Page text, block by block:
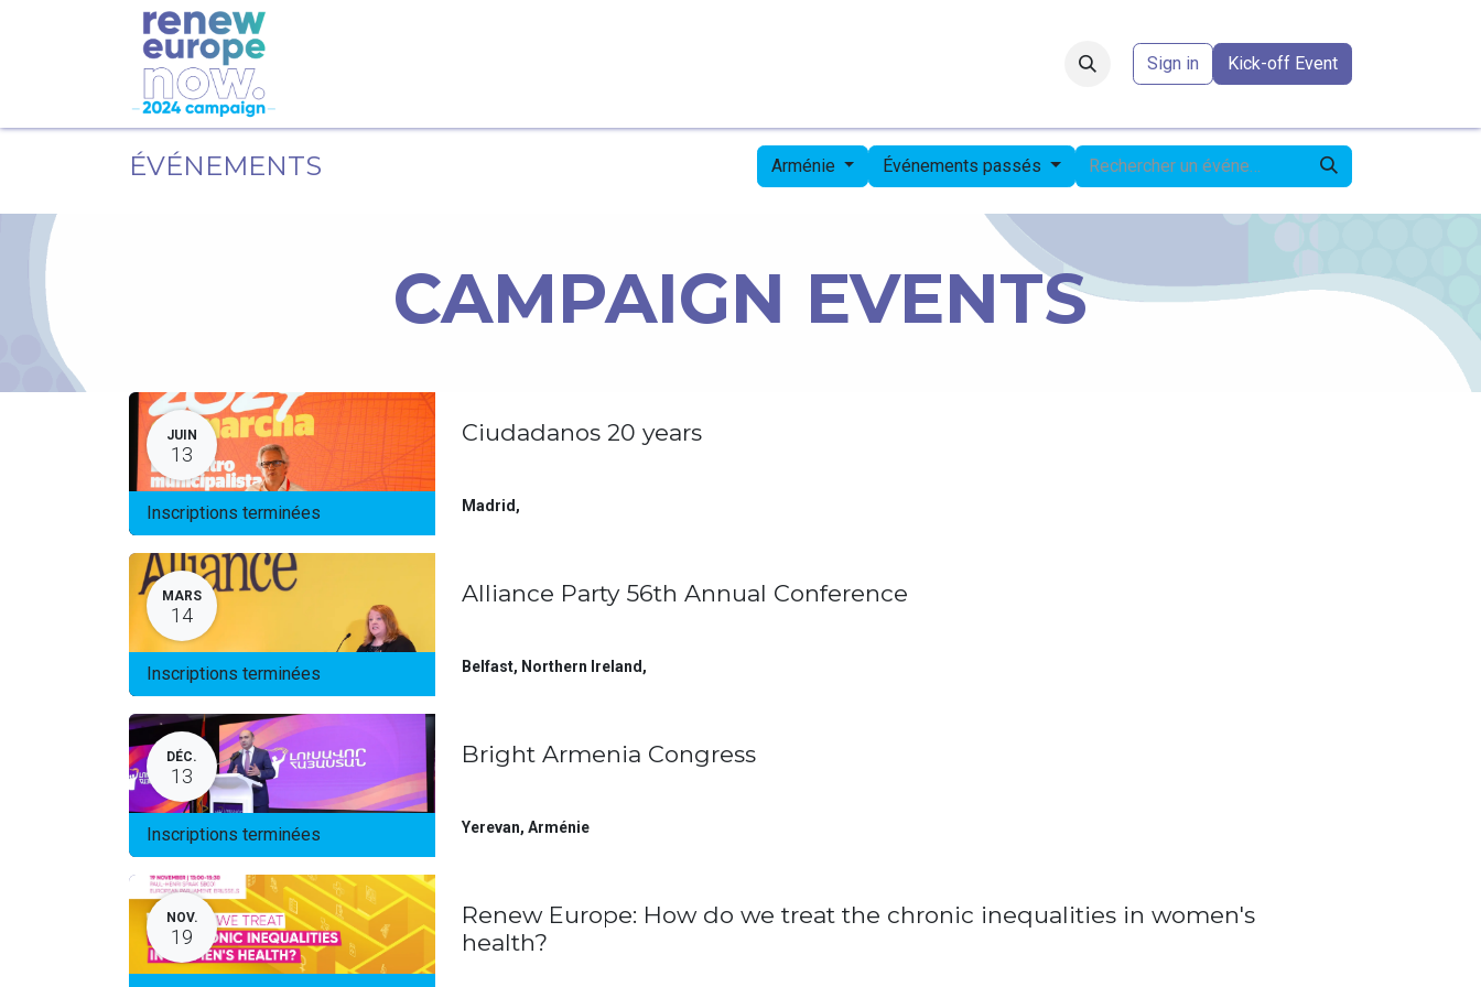
Sign in Kick-off Event
ÉVÉNEMENTS Arménie Événements passés
CAMPAIGN EVENTS
JUIN
13
Inscriptions terminées
Ciudadanos 20 years
Madrid ,
MARS
14
Inscriptions terminées
Alliance Party 56th Annual Conference
Belfast, Northern Ireland ,
DÉC.
13
Inscriptions terminées
Bright Armenia Congress
Yerevan, Arménie
NOV.
19
Renew Europe: How do we treat the chronic inequalities in women's
health?